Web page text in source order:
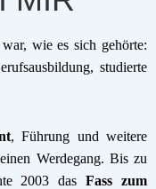
wie es sich gehörte:
studierte
, Führung und weitere
Werdegang. Bis zu
2003 dasFass zum